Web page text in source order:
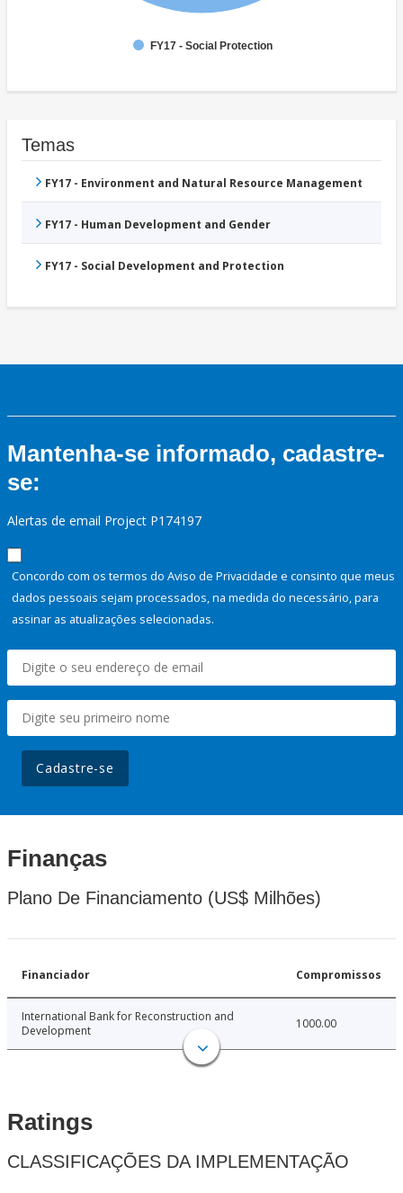
FY17 - Social Protection
Temas
FY17 - Environment and Natural Resource Management
FY17 - Human Development and Gender
FY17 - Social Development and Protection
Mantenha-se informado, cadastre-
se:
Alertas de email Project P174197
Concordo com os termos do Aviso de Privacidade e consinto que meus
dados pessoais sejam processados, na medida do necessário, para
assinar as atualizações selecionadas.
Cadastre-se
Finanças
Plano De Financiamento (US$ Milhões)
Financiador Compromissos
International Bank for Reconstruction and
Development
1000.00
Ratings
CLASSIFICAÇÕES DA IMPLEMENTAÇÃO